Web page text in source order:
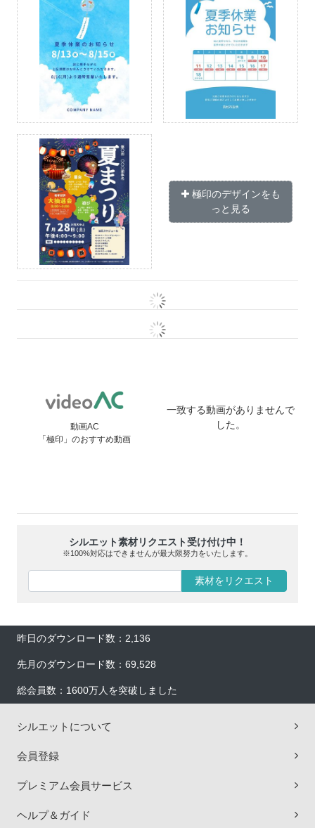
極印のデザインをも
っと見る
動画AC
「極印」のおすすめ動画
一致する動画がありませんで
した。
シルエット素材リクエスト受け付け中！
※100%対応はできませんが最大限努力をいたします。
素材をリクエスト
昨日のダウンロード数：2,136
先月のダウンロード数：69,528
総会員数：1600万人を突破しました
シルエットについて
会員登録
プレミアム会員サービス
ヘルプ＆ガイド